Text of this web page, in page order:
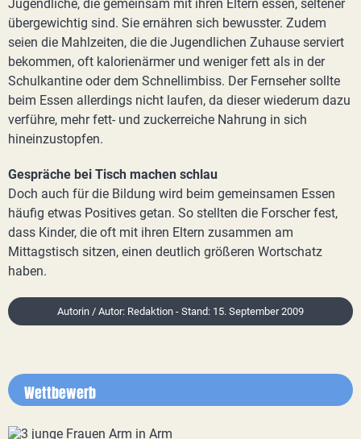
Jugendliche, die gemeinsam mit ihren Eltern essen, seltener
übergewichtig sind. Sie ernähren sich bewusster. Zudem
seien die Mahlzeiten, die die Jugendlichen Zuhause serviert
bekommen, oft kalorienärmer und weniger fett als in der
Schulkantine oder dem Schnellimbiss. Der Fernseher sollte
beim Essen allerdings nicht laufen, da dieser wiederum dazu
verführe, mehr fett- und zuckerreiche Nahrung in sich
hineinzustopfen.
Gespräche bei Tisch machen schlau
Doch auch für die Bildung wird beim gemeinsamen Essen
häufig etwas Positives getan. So stellten die Forscher fest,
dass Kinder, die oft mit ihren Eltern zusammen am
Mittagstisch sitzen, einen deutlich größeren Wortschatz
haben.
Autorin / Autor: Redaktion - Stand: 15. September 2009
Wettbewerb